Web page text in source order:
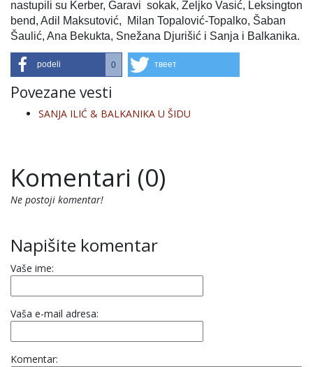
nastupili su Kerber, Garavi sokak, Željko Vasić, Leksington
bend, Adil Maksutović, Milan Topalović-Topalko, Šaban
Šaulić, Ana Bekukta, Snežana Djurišić i Sanja i Balkanika.
podeli 0 твеет
Povezane vesti
SANJA ILIĆ & BALKANIKA U ŠIDU
Komentari (0)
Ne postoji komentar!
Napišite komentar
Vaše ime:
Vaša e-mail adresa:
Komentar: